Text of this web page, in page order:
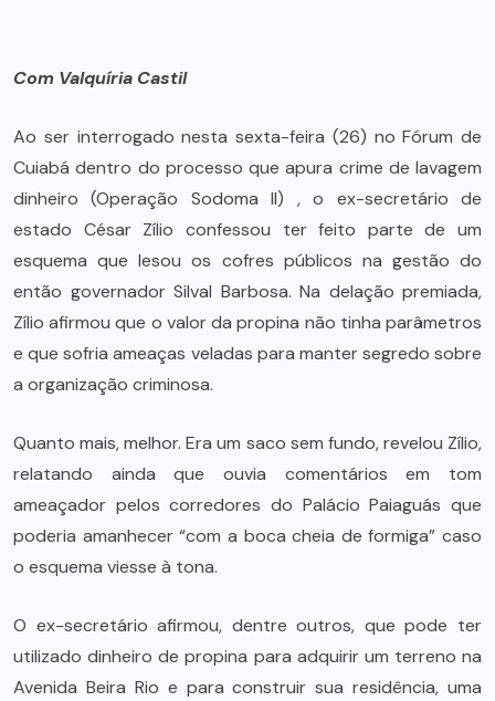
Com Valquíria Castil
Ao ser interrogado nesta sexta-feira (26) no Fórum de
Cuiabá dentro do processo que apura crime de lavagem
dinheiro (Operação Sodoma II) , o ex-secretário de
estado César Zílio confessou ter feito parte de um
esquema que lesou os cofres públicos na gestão do
então governador Silval Barbosa. Na delação premiada,
Zílio afirmou que o valor da propina não tinha parâmetros
e que sofria ameaças veladas para manter segredo sobre
a organização criminosa.
Quanto mais, melhor. Era um saco sem fundo, revelou Zílio,
relatando ainda que ouvia comentários em tom
ameaçador pelos corredores do Palácio Paiaguás que
poderia amanhecer “com a boca cheia de formiga” caso
o esquema viesse à tona.
O ex-secretário afirmou, dentre outros, que pode ter
utilizado dinheiro de propina para adquirir um terreno na
Avenida Beira Rio e para construir sua residência, uma